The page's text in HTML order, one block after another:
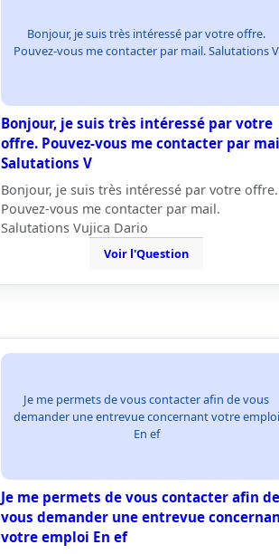
Bonjour, je suis très intéressé par votre offre.
Pouvez-vous me contacter par mail. Salutations V
Bonjour, je suis très intéressé par votre
offre. Pouvez-vous me contacter par
Salutations V
Bonjour, je suis très intéressé par votre offre.
Pouvez-vous me contacter par mail.
Salutations Vujica Dario
Voir l'Question
Je me permets de vous contacter afin de vous
demander une entrevue concernant votre emploi
En ef
Je me permets de vous contacter afin de
vous demander une entrevue
votre emploi En ef